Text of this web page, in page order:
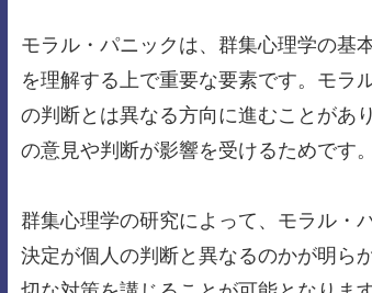
モラル・パニックは、群集心理学の基
を理解する上で重要な要素です。モラ
の判断とは異なる方向に進むことがあ
の意見や判断が影響を受けるためです。
群集心理学の研究によって、モラル・
決定が個人の判断と異なるのかが明ら